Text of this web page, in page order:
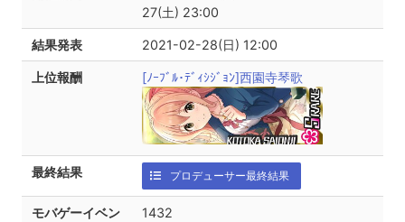
27(土) 23:00
結果発表 2021-02-28(日) 12:00
上位報酬 [ﾉｰﾌﾞﾙ･ﾃﾞｨｼｼﾞｮﾝ]西園寺琴歌
最終結果 プロデューサー最終結果
モバゲーイベン
1432